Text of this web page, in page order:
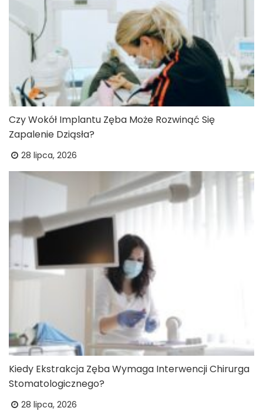
Czy Wokół Implantu Zęba Może Rozwinąć Się
Zapalenie Dziąsła?
28 lipca, 2026
Kiedy Ekstrakcja Zęba Wymaga Interwencji Chirurga
Stomatologicznego?
28 lipca, 2026